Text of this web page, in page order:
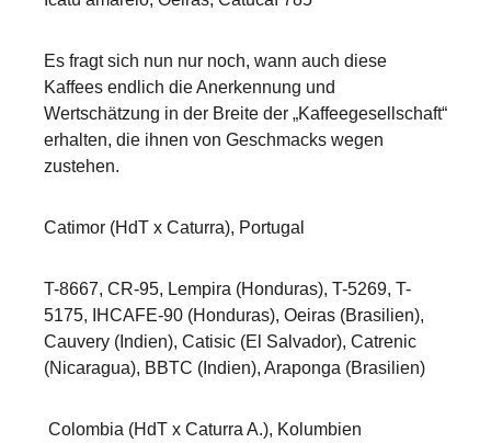
Es fragt sich nun nur noch, wann auch diese
Kaffees endlich die Anerkennung und
Wertschätzung in der Breite der „Kaffeegesellschaft“
erhalten, die ihnen von Geschmacks wegen
zustehen.
Catimor (HdT x Caturra), Portugal
T-8667, CR-95, Lempira (Honduras), T-5269, T-
5175, IHCAFE-90 (Honduras), Oeiras (Brasilien),
Cauvery (Indien), Catisic (El Salvador), Catrenic
(Nicaragua), BBTC (Indien), Araponga (Brasilien)
Colombia (HdT x Caturra A.), Kolumbien